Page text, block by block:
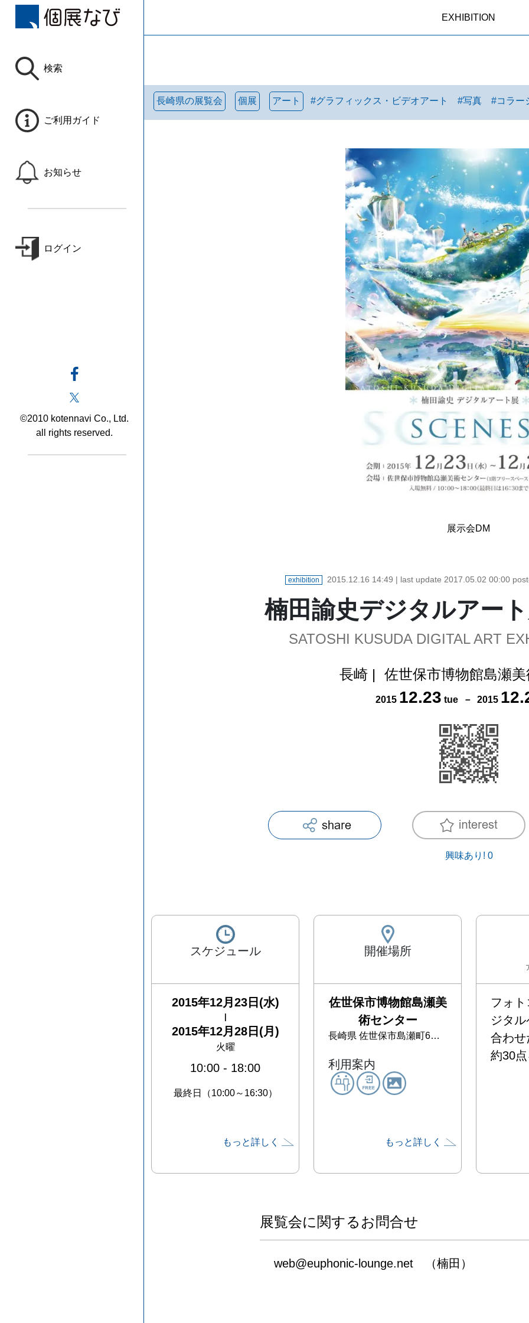
検索
ご利用ガイド
お知らせ
ログイン
©2010 kotennavi Co., Ltd.
all rights reserved.
EXHIBITION
長崎県の展覧会 個展 アート #グラフィックス・ビデオアート #写真 #コラー
展示会DM
exhibition 2015.12.16 14:49 | last update 2017.05.02 00:00
楠田諭史デジタルアー
SATOSHI KUSUDA DIGITAL ART
長崎| 佐世保市博物館島瀬
2015 12.23 tue－ 2015 12.
興味あり! 0
スケジュール
2015年12月23日(水)
2015年12月28日(月)
火曜
10:00 - 18:00
最終日（10:00～16:30）
もっと詳しく
開催場所
佐世保市博物館島瀬美
術センター
長崎県 佐世保市島瀬町6番22号
利用案内
もっと詳しく
フォ
ジタ
合わせ
約30
展覧会に関するお問合せ
web@euphonic-lounge.net　（楠田）